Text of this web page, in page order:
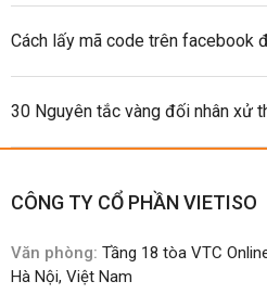
Cách lấy mã code trên facebook
30 Nguyên tắc vàng đối nhân xử
CÔNG TY CỔ PHẦN VIETISO
Văn phòng: Tầng 18 tòa VTC
Hà Nội, Việt Nam